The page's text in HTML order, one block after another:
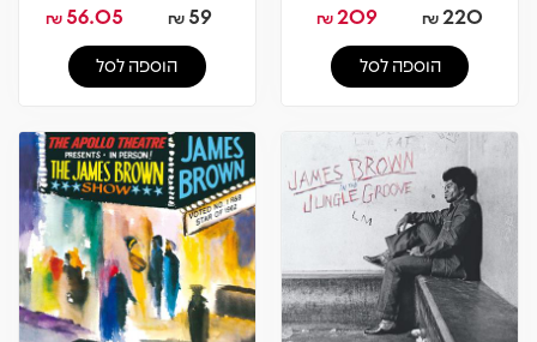
220
₪
209
₪
הוספה לסל
59
₪
56.05
₪
הוספה לסל